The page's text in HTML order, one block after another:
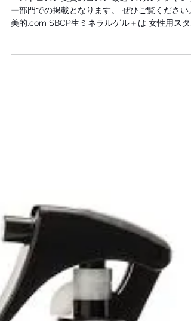
生ミネラル #SBCPプロダクト #STEPBONECUT
#ステップボーンカット #白髪にならない #神戸
ベストコスメ受賞のコスメ厳選 スカルプシャンプ
ー部門での掲載となります。 ぜひご覧ください。
リング剤部門での掲載となります。 ぜひご覧くだ
美容液
cpXSTEP #小顔 #小顔矯正 #SBCPローミネラル
ミスト